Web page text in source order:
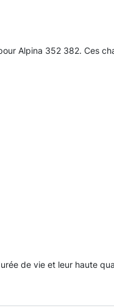
Alpina 352 382. Ces
de vie et leur haute